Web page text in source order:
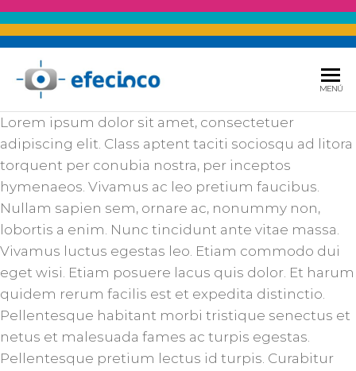
contenido
Tecnológicas
MENÚ
Lorem ipsum dolor sit amet, consectetuer
adipiscing elit. Class aptent taciti sociosqu ad litora
torquent per conubia nostra, per inceptos
hymenaeos. Vivamus ac leo pretium faucibus.
Nullam sapien sem, ornare ac, nonummy non,
lobortis a enim. Nunc tincidunt ante vitae massa.
Vivamus luctus egestas leo. Etiam commodo dui
eget wisi. Etiam posuere lacus quis dolor. Et harum
quidem rerum facilis est et expedita distinctio.
Pellentesque habitant morbi tristique senectus et
netus et malesuada fames ac turpis egestas.
Pellentesque pretium lectus id turpis. Curabitur